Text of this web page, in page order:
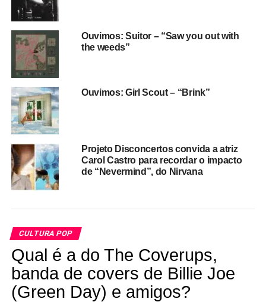
Ouvimos: Suitor – “Saw you out with
the weeds”
Ouvimos: Girl Scout – “Brink”
Projeto Disconcertos convida a atriz
Carol Castro para recordar o impacto
de “Nevermind”, do Nirvana
CULTURA POP
Qual é a do The Coverups,
banda de covers de Billie Joe
(Green Day) e amigos?